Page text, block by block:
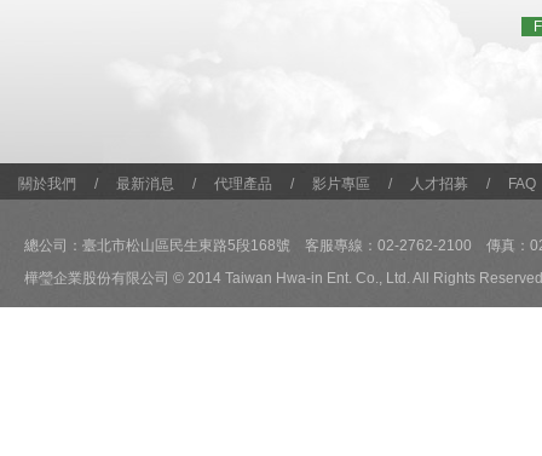
關於我們 / 最新消息 / 代理產品 / 影片專區 / 人才招募 / FAQ
總公司：臺北市松山區民生東路5段168號 客服專線：02-2762-2100 傳真：
樺瑩企業股份有限公司 © 2014 Taiwan Hwa-in Ent. Co., Ltd. All Rights